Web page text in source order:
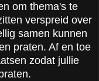
om thema's te
verspreid over
samen kunnen
praten. Af en toe
zodat jullie